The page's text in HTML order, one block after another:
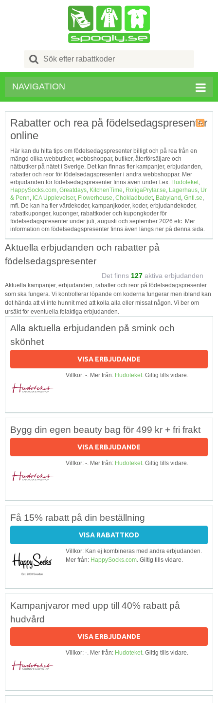
Search
for:
NAVIGATION
RSS
Rabatter och rea på födelsedagspresenter
online
Här kan du hitta tips om födelsedagspresenter billigt och på rea från en
mängd olika webbutiker, webbshoppar, butiker, återförsäljare och
nätbutiker på nätet i Sverige. Det kan finnas fler kampanjer, erbjudanden,
rabatter och reor för födelsedagspresenter i andra webbshoppar. Mer
erbjudanden för födelsedagspresenter finns även under t.ex. Hudoteket,
HappySocks.com, Greatdays, KitchenTime, RoligaPrylar.se, Lagerhaus, Ur
& Penn, ICA Upplevelser, Flowerhouse, Chokladbudet, Babyland , Gntl.se,
mfl. De kan ha fler värdekoder, kampanjkoder, koder, erbjudandekoder,
rabattkuponger, kuponger, rabattkoder och kupongkoder för
födelsedagspresenter under juli, augusti och september 2026 etc. Mer
information om födelsedagspresenter finns även längs ner på denna sida.
Aktuella erbjudanden och rabatter på
födelsedagspresenter
Det finns 127 aktiva erbjudanden
Aktuella kampanjer, erbjudanden, rabatter och reor på födelsedagspresenter
som ska fungera. Vi kontrollerar löpande om koderna fungerar men ibland kan
det hända att vi inte hunnit med att kolla alla eller missat någon. Vi ber om
ursäkt för eventuella felaktiga erbjudanden.
Alla aktuella erbjudanden på smink och
skönhet
VISA ERBJUDANDE
Villkor: -. Mer från: Hudoteket. Giltig tills vidare.
Bygg din egen beauty bag för 499 kr + fri frakt
VISA ERBJUDANDE
Villkor: -. Mer från: Hudoteket. Giltig tills vidare.
Få 15% rabatt på din beställning
VISA RABATTKOD
Villkor: Kan ej kombineras med andra erbjudanden.
Mer från: HappySocks.com. Giltig tills vidare.
Kampanjvaror med upp till 40% rabatt på
hudvård
VISA ERBJUDANDE
Villkor: -. Mer från: Hudoteket. Giltig tills vidare.